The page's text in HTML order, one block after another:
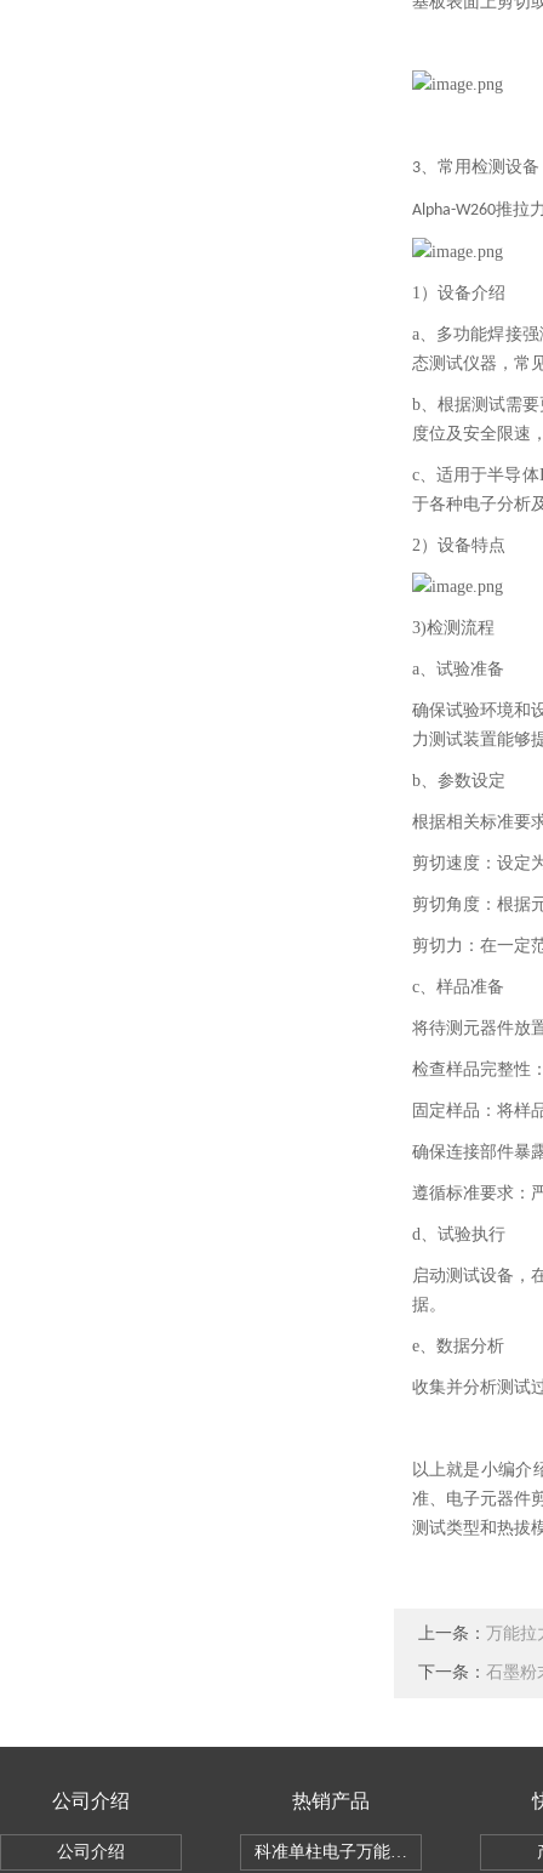
3、常用检测设备
Alpha-W260推拉
1）设备介绍
a、多功能焊接
态测试仪器，常
b、根据测试需
度位及安全限速
c、适用于半导
于各种电子分析
2）设备特点
3)检测流程
a、试验准备
确保试验环境和
力测试装置能够
b、参数设定
根据相关标准要
剪切速度：设定
剪切角度：根据
剪切力：在一定
c、样品准备
将待测元器件放
检查样品完整性
固定样品：将样
确保连接部件暴
遵循标准要求：
d、试验执行
启动测试设备，
据。
e、数据分析
收集并分析测试
以上就是小编介
准、电子元器件
测试类型和热拔
上一条： 万能拉
下一条： 石墨粉
公司介绍
公司介绍
热销产品
科准单柱电子万能拉力机KZ-SSBC-500